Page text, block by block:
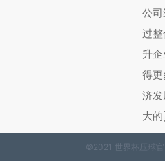
公司
过整
升
得更
济发
大的
©2021 世界杯压球